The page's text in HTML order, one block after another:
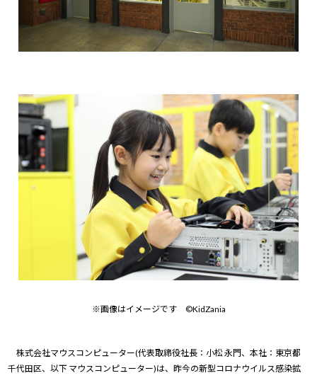
※画像はイメージです ©KidZania
株式会社マウスコンピューター(代表取締役社長：小松 永門、本社：東京都
千代田区、以下 マウスコンピューター)は、昨今の新型コロナウイルス感染拡